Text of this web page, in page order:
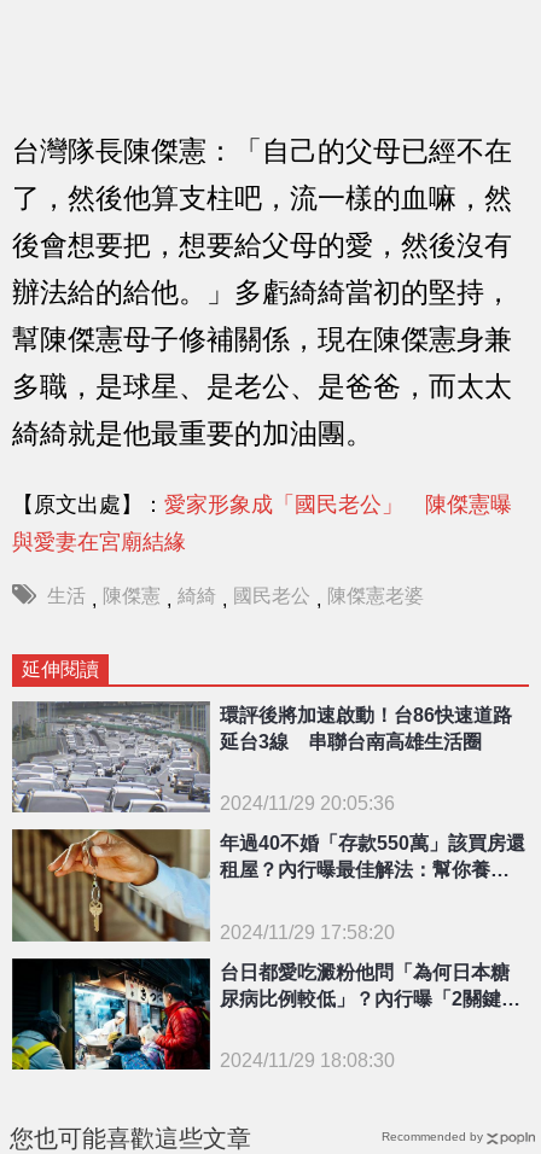
台灣隊長陳傑憲：「自己的父母已經不在
了，然後他算支柱吧，流一樣的血嘛，然
後會想要把，想要給父母的愛，然後沒有
辦法給的給他。」多虧綺綺當初的堅持，
幫陳傑憲母子修補關係，現在陳傑憲身兼
多職，是球星、是老公、是爸爸，而太太
綺綺就是他最重要的加油團。
【原文出處】： 愛家形象成「國民老公」 陳傑憲曝
與愛妻在宮廟結緣
生活 , 陳傑憲 , 綺綺 , 國民老公 , 陳傑憲老婆
延伸閱讀
{PLAYICON}
環評後將加速啟動！台86快速道路
延台3線 串聯台南高雄生活圈
2024/11/29 20:05:36
{PLAYICON}
年過40不婚「存款550萬」該買房還
租屋？內行曝最佳解法：幫你養未
2024/11/29 17:58:20
台日都愛吃澱粉他問「為何日本糖
尿病比例較低」？內行曝「2關鍵差
2024/11/29 18:08:30
您也可能喜歡這些文章 Recommended by